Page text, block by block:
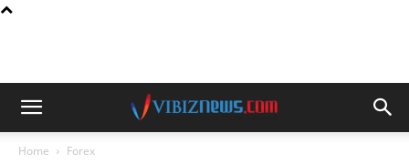
Home Forex